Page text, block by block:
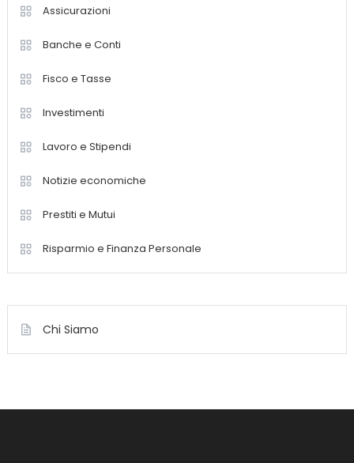
Assicurazioni
Banche e Conti
Fisco e Tasse
Investimenti
Lavoro e Stipendi
Notizie economiche
Prestiti e Mutui
Risparmio e Finanza Personale
Chi Siamo